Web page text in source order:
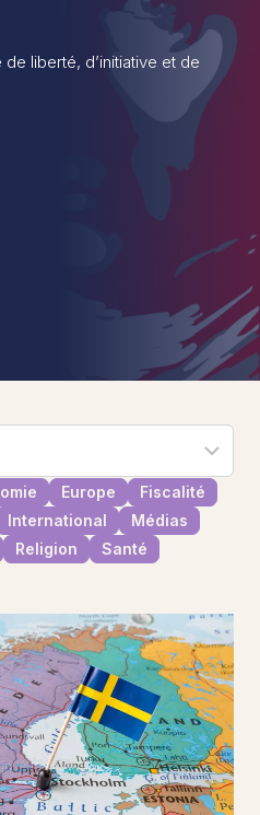
liberté, d’initiative et de
Europe
Fiscalité
International
Médias
Religion
Santé